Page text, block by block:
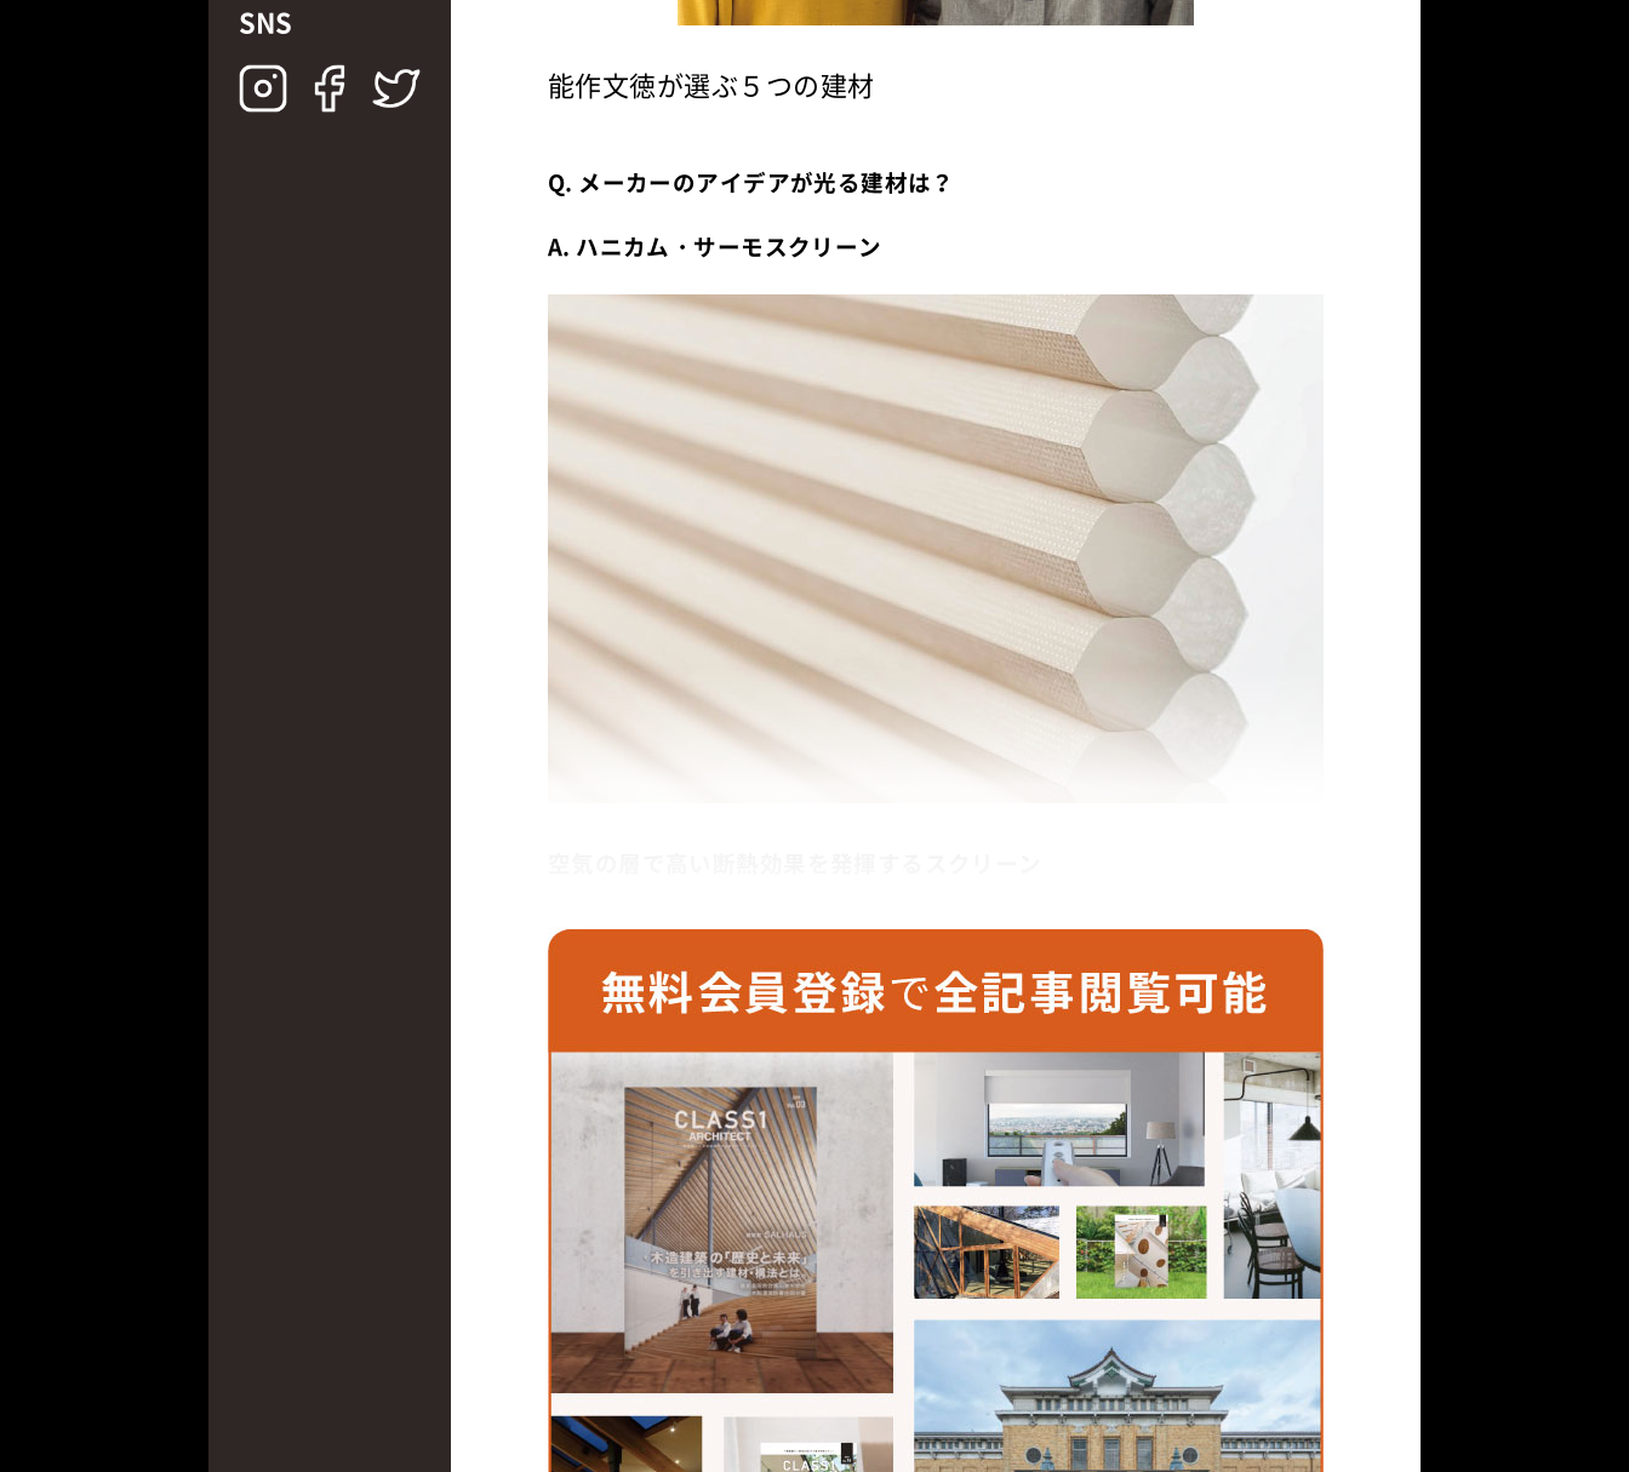
SNS
能作文徳が選ぶ５つの建材
Q. メーカーのアイデアが光る建材は？
A. ハニカム・サーモスクリーン
ハニカム・サーモスクリーンはポリエステルの不織布で作られた、ハニカム（蜂の
巣）構造のスクリーンです。二重の空気層によって断熱効果を発揮し、屋外からの暑
さ・寒さ・紫外線の侵入を防ぐとともに、冷暖房の涼しさ・暖かさを保つ特徴もあり
ます。今設計しているプロジェクトでは、障子紙のようなやわらかい表情を持つ素材
で、内窓のように簡単に取り付けられるものを探していました。別の建築家の設計で
も何度か見たことがあり、以前から気になっていたこともあってこのサーモスクリー
ンを採用しました。
セイキ総業株式会社
〒359-0021
埼玉県所沢市東所沢5-10-3
TEL：04-2951-7221
FAX：04-2951-7220
MAIL：
ssinfo@seiki.gr.jp
www.seiki.gr.jp/